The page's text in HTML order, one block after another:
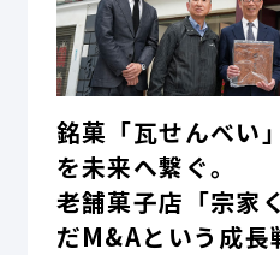
銘菓「瓦せんべい
を未来へ繋ぐ。
老舗菓子店「宗家
だM&Aという成長